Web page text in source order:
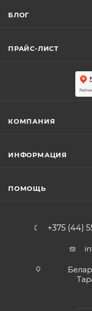
БЛОГ
ПРАЙС-ЛИСТ
КОМПАНИЯ
ИНФОРМАЦИЯ
ПОМОЩЬ
+375 (44)